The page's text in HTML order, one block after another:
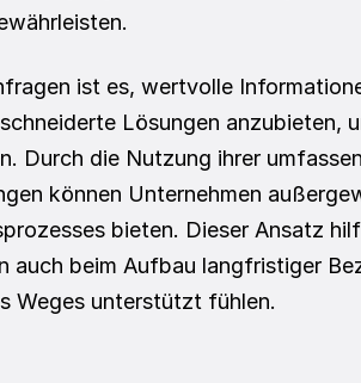
ist es, wertvolle
Lösungen anzubieten,
Durch die Nutzung ihrer
können Unternehmen
bieten. Dieser Ansatz
auch beim Aufbau langfristiger
Weges unterstützt fühlen.